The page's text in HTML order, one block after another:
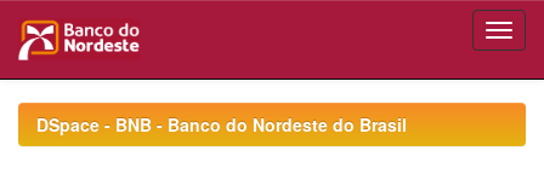
navigationDSpace - BNB - Banco do Nordeste do Brasil